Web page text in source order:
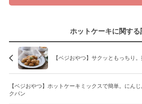
ホットケーキに関する
【ベジおやつ】サクッともっちり
【ベジおやつ】ホットケーキミックスで簡単。にん
クパン